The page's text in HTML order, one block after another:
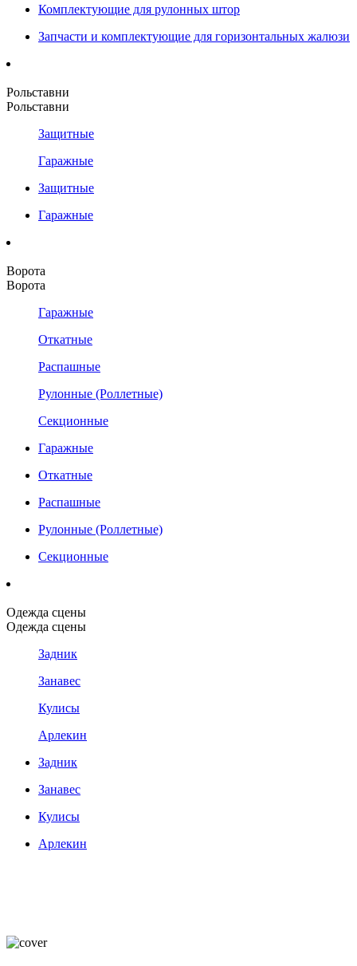
Комплектующие для рулонных штор
Запчасти и комплектующие для горизонтальных жалюзи
Рольставни
Рольставни
Защитные
Гаражные
Защитные
Гаражные
Ворота
Ворота
Гаражные
Откатные
Распашные
Рулонные (Роллетные)
Секционные
Гаражные
Откатные
Распашные
Рулонные (Роллетные)
Секционные
Одежда сцены
Одежда сцены
Задник
Занавес
Кулисы
Арлекин
Задник
Занавес
Кулисы
Арлекин